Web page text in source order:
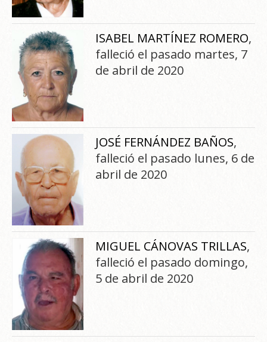
ISABEL MARTÍNEZ ROMERO,
falleció el pasado martes, 7
de abril de 2020
JOSÉ FERNÁNDEZ BAÑOS,
falleció el pasado lunes, 6 de
abril de 2020
MIGUEL CÁNOVAS TRILLAS,
falleció el pasado domingo,
5 de abril de 2020